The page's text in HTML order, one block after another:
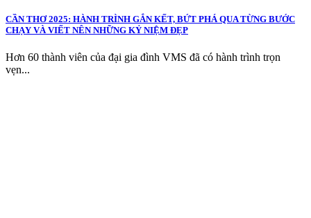
CẦN THƠ 2025: HÀNH TRÌNH GẮN KẾT, BỨT PHÁ QUA TỪNG BƯỚC
CHẠY VÀ VIẾT NÊN NHỮNG KỶ NIỆM ĐẸP
Hơn 60 thành viên của đại gia đình VMS đã có hành trình trọn
vẹn...